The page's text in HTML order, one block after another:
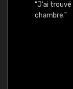
"J'ai trouvé
chambre."